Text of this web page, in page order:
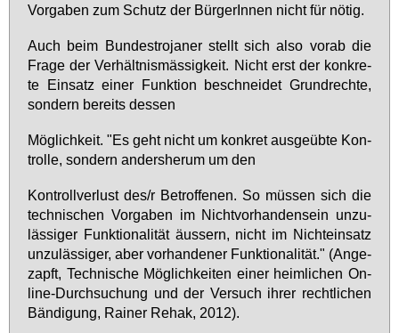
Vor­ga­ben zum Schutz der Bür­ge­rIn­nen nicht für nö­tig.
Auch beim Bun­de­stro­ja­ner stellt sich al­so vor­ab die
Fra­ge der Ver­hält­nis­mäs­sig­keit. Nicht erst der kon­kre­
te Ein­satz ei­ner Funk­ti­on be­schnei­det Grund­rech­te,
son­dern be­reits des­sen
Mög­lich­keit. "Es geht nicht um kon­kret aus­ge­üb­te Kon­
trol­le, son­dern an­ders­her­um um den
Kon­troll­ver­lust des/r Be­trof­fe­nen. So müs­sen sich die
tech­ni­schen Vor­ga­ben im Nicht­vor­han­den­sein un­zu­
läs­si­ger Funk­tio­na­li­tät äus­sern, nicht im Nicht­ein­satz
un­zu­läs­si­ger, aber vor­han­de­ner Funk­tio­na­li­tät." (An­ge­
zapft, Tech­ni­sche Mög­lich­kei­ten ei­ner heim­li­chen On­
line-Durch­su­chung und der Ver­such ih­rer recht­li­chen
Bän­di­gung, Rai­ner Re­hak, 2012).